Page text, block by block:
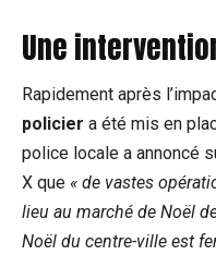
Une
Rapidement après
policier a été mis en
police locale a annoncé
X que « de vastes
lieu au marché de Noël
Noël du centre-ville est